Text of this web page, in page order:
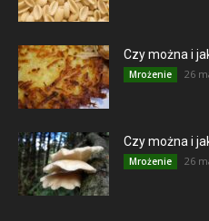
Czy można i
Mrożenie 26
Czy można i
Mrożenie 26